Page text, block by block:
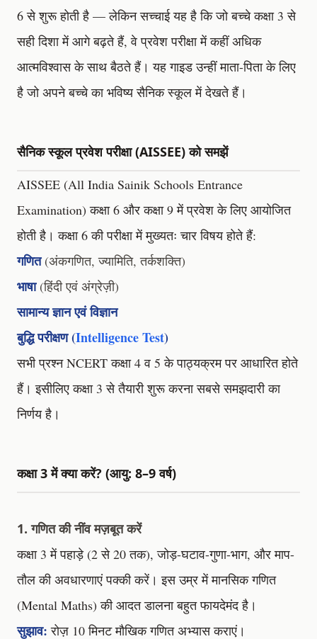
6 से शुरू होती है — लेकिन सच्चाई यह है कि जो बच्चे कक्षा 3 से
सही दिशा में आगे बढ़ते हैं, वे प्रवेश परीक्षा में कहीं अधिक
आत्मविश्वास के साथ बैठते हैं। यह गाइड उन्हीं माता-पिता के लिए
है जो अपने बच्चे का भविष्य सैनिक स्कूल में देखते हैं।
सैनिक स्कूल प्रवेश परीक्षा (AISSEE) को समझें
AISSEE (All India Sainik Schools Entrance
Examination) कक्षा 6 और कक्षा 9 में प्रवेश के लिए आयोजित
होती है। कक्षा 6 की परीक्षा में मुख्यतः चार विषय होते हैं:
गणित(अंकगणित, ज्यामिति, तर्कशक्ति)
भाषा(हिंदी एवं अंग्रेज़ी)
सामान्य ज्ञान एवं विज्ञान
बुद्धि परीक्षण (Intelligence Test)
सभी प्रश्न NCERT कक्षा 4 व 5 के पाठ्यक्रम पर आधारित होते
हैं। इसीलिए कक्षा 3 से तैयारी शुरू करना सबसे समझदारी का
निर्णय है।
कक्षा 3 में क्या करें? (आयु: 8–9 वर्ष)
1. गणित की नींव मज़बूत करें
कक्षा 3 में पहाड़े (2 से 20 तक), जोड़-घटाव-गुणा-भाग, और माप-
तौल की अवधारणाएं पक्की करें। इस उम्र में मानसिक गणित
(Mental Maths) की आदत डालना बहुत फायदेमंद है।
सुझाव: रोज़ 10 मिनट मौखिक गणित अभ्यास कराएं।